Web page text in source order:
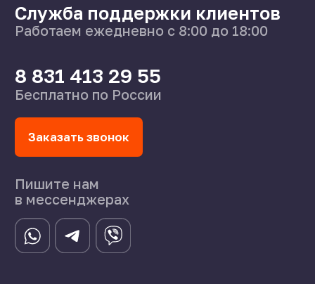
©2024 СпецСплав
Создание сайта
О нас
Поставщикам